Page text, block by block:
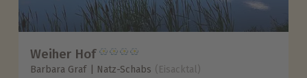
Weiher Hof
Barbara Graf Natz-Schabs (Eisacktal)